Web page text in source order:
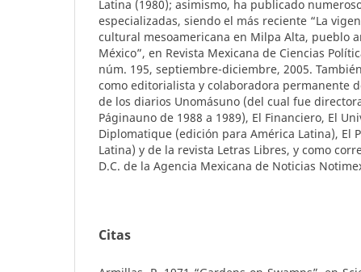
Latina (1980); asimismo, ha publicado
especializadas, siendo el más reciente “La
cultural mesoamericana en Milpa Alta, pueblo
México”, en Revista Mexicana de Ciencias
núm. 195, septiembre-diciembre, 2005.
como editorialista y colaboradora permanente
de los diarios Unomásuno (del cual fue
Páginauno de 1988 a 1989), El Financiero, El
Diplomatique (edición para América Latina), El
Latina) y de la revista Letras Libres, y como
D.C. de la Agencia Mexicana de Noticias
Citas